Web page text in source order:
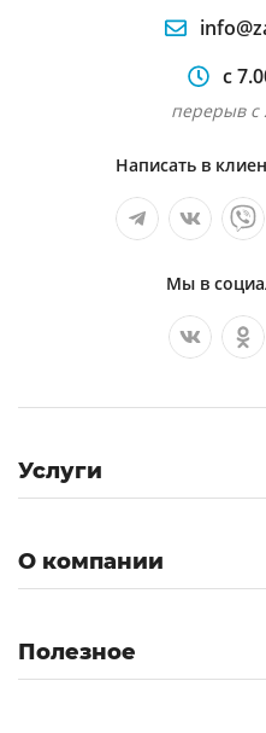
Контрольное чтение
с
перерыв с
Написать в
Мы в
Услуги
О компании
Полезное